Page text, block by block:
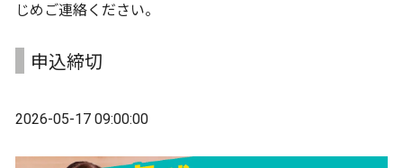
じめご連絡ください。
申込締切
2026-05-17 09:00:00